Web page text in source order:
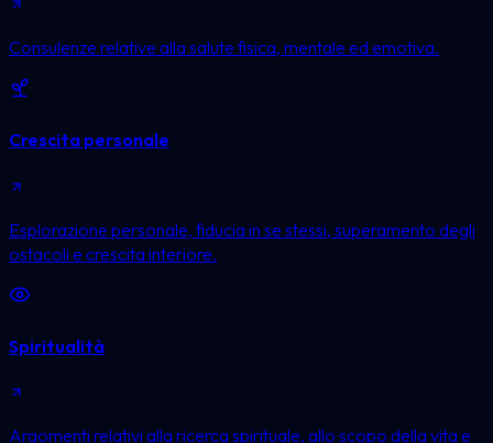
Consulenze relative alla salute fisica, mentale ed emotiva.
Crescita personale
Esplorazione personale, fiducia in se stessi, superamento degli
ostacoli e crescita interiore.
Spiritualità
Argomenti relativi alla ricerca spirituale, allo scopo della vita e